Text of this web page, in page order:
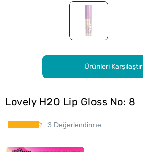
Ürünleri Karşılaştır
Lovely H2O Lip Gloss No: 8
3 Değerlendirme